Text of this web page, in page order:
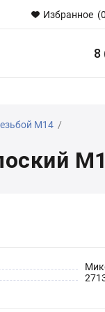
Избранное
8
М14 /